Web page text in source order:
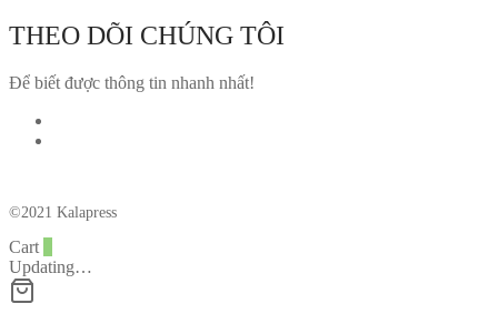
THEO DÕI CHÚNG TÔI
Để biết được thông tin nhanh nhất!
©2021 Kalapress
Cart
Updating…